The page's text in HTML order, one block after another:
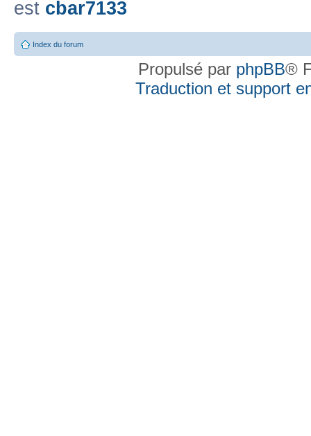
est cbar7133
Index du forum
Propulsé par phpBB®
Traduction et support